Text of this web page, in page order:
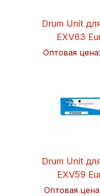
Drum Unit
EXV63
Оптовая цена:
Drum Unit
EXV59
Оптовая